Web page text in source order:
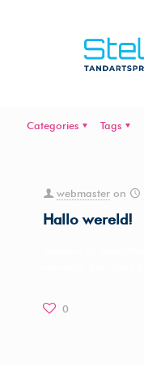
Categories Tags
webmaster on
Hallo wereld!
0